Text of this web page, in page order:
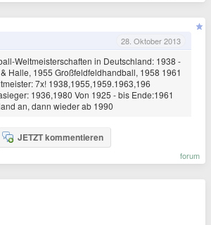
28. Oktober 2013
Weltmeisterschaften in Deutschland: 1938 -
Halle, 1955 Großfeldfeldhandball, 1958 1961
7x! 1938,1955,1959.1963,196
1936,1980 Von 1925 - bis Ende:1961
an, dann wieder ab 1990
JETZT kommentieren
forum